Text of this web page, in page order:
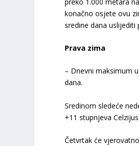
konačno osjete ovu
sredine dana uslijediti
Prava zima
– Dnevni maksimum
dana.
Sredinom sledeće
+11 stupnjeva
Četvrtak će